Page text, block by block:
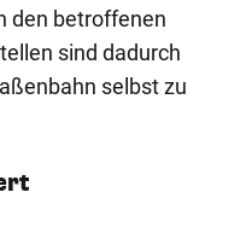
den betroffenen
sind dadurch
selbst zu